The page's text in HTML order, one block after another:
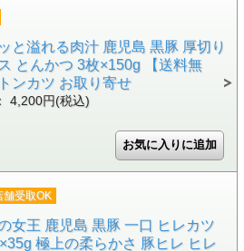
と溢れる肉汁 鹿児島 黒豚 厚切り
とんかつ 3枚×150g 【送料無
ンカツ お取り寄せ
4,200円(税込)
舗受取OK
女王 鹿児島 黒豚 一口 ヒレカツ
極上の柔らかさ 豚ヒレ ヒレ